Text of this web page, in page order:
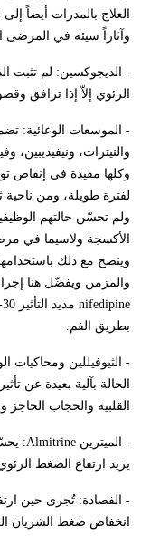
العلاج بالمدرات أيضاً
وآثاراً سيئة في
- الديجوكسين: لم تثبت
الرئوي إلاّ إذا ترافق
- الموسعات الوعائية:
والنيترات، ونيفيديبين،
وكلها مفيدة في إنقاص
لفترة طويلة، ومن
ولم تحسّن حالتهم
الأكسجة ولاسيما في
وينصح مع ذلك
والمزمن ويفضّل هنا
nifedipine مديد التأثير 30- 240ملغ/يومياً أو
بطريق الفم.
- الثيوفيللين ومحاكيات
الحالة بآلية بعيدة عن
القلبية والحجاب الحاجز
- الميترين Almitrine
:
يزيد ارتفاع الضغط
انخفاض ضغط الشريان